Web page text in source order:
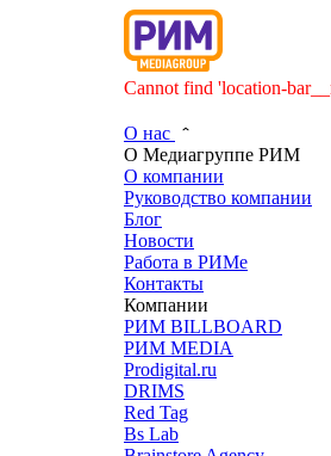
Cannot find 'location-
О нас
О Медиагруппе РИМ
О компании
Руководство компании
Блог
Новости
Работа в РИМе
Контакты
Компании
РИМ BILLBOARD
РИМ MEDIA
Prodigital.ru
DRIMS
Red Tag
Bs Lab